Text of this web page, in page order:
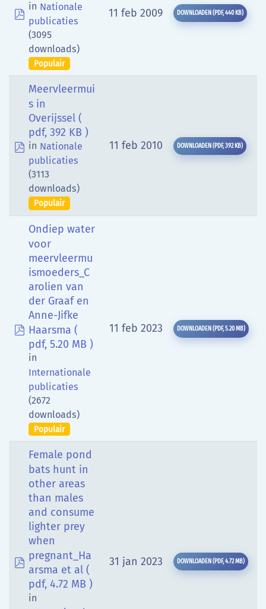
pdf
in Nationale
publicaties
(3095
downloads)
Populair
11 feb 2009 DOWNLOADEN (PDF,440 KB)
pdf
Meervleermui
s in
Overijssel (
pdf, 392 KB )
in Nationale
publicaties
(3113
downloads)
Populair
11 feb 2010 DOWNLOADEN (PDF,392 KB)
pdf
Ondiep water
voor
meervleermu
ismoeders_C
arolien van
der Graaf en
Anne-Jifke
Haarsma (
pdf, 5.20 MB )
in
Internationale
publicaties
(2672
downloads)
Populair
11 feb 2023 DOWNLOADEN (PDF,5.20 MB)
pdf
Female pond
bats hunt in
other areas
than males
and consume
lighter prey
when
pregnant_Ha
arsma et al (
pdf, 4.72 MB )
in
31 jan 2023 DOWNLOADEN (PDF,4.72 MB)